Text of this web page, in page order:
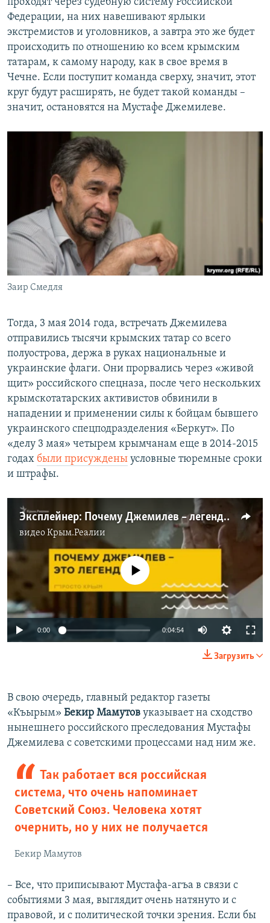
Федерации, на них навешивают ярлыки
экстремистов и уголовников, а завтра это же будет
происходить по отношению ко всем крымским
татарам, к самому народу, как в свое время в
Чечне. Если поступит команда сверху, значит, этот
круг будут расширять, не будет такой команды –
значит, остановятся на Мустафе Джемилеве.
Заир Смедля
Тогда, 3 мая 2014 года, встречать Джемилева
отправились тысячи крымских татар со всего
полуострова, держа в руках национальные и
украинские флаги. Они прорвались через «живой
щит» российского спецназа, после чего нескольких
крымскотатарских активистов обвинили в
нападении и применении силы к бойцам бывшего
украинского спецподразделения «Беркут». По
«делу 3 мая» четырем крымчанам еще в 2014-2015
годах были присуждены условные тюремные сроки
и штрафы.
Эксплейнер: Почему Джемилев – легенда (видео)
видеоКрым.Реалии
No media source currently available
0:00 0:04:54
Загрузить
В свою очередь, главный редактор газеты
«Къырым» Бекир Мамутов указывает на сходство
нынешнего российского преследования Мустафы
Джемилева с советскими процессами над ним же.
Так работает вся российская
система, что очень напоминает
Советский Союз. Человека хотят
очернить, но у них не получается
Бекир Мамутов
– Все, что приписывают Мустафа-агъа в связи с
событиями 3 мая, выглядит очень натянуто и с
правовой, и с политической точки зрения. Если бы